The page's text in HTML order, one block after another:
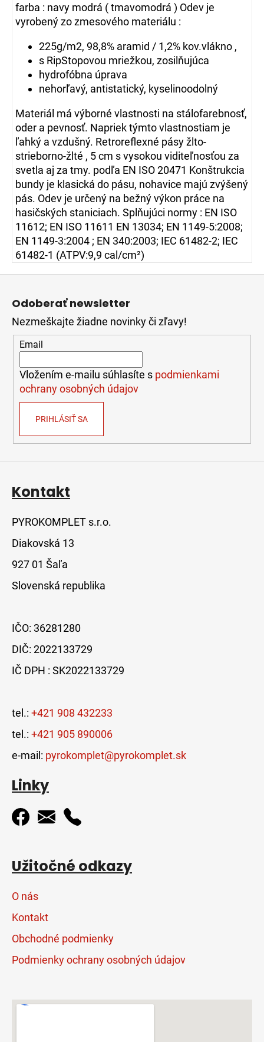
farba : navy modrá ( tmavomodrá ) Odev je
vyrobený zo zmesového materiálu :
225g/m2, 98,8% aramid / 1,2% kov.vlákno ,
s RipStopovou mriežkou, zosilňujúca
hydrofóbna úprava
nehorľavý, antistatický, kyselinoodolný
Materiál má výborné vlastnosti na stálofarebnosť,
oder a pevnosť. Napriek týmto vlastnostiam je
ľahký a vzdušný. Retroreflexné pásy žlto-
strieborno-žlté , 5 cm s vysokou viditeľnosťou za
svetla aj za tmy. podľa EN ISO 20471 Konštrukcia
bundy je klasická do pásu, nohavice majú zvýšený
pás. Odev je určený na bežný výkon práce na
hasičských staniciach. Splňujúci normy : EN ISO
11612; EN ISO 11611 EN 13034; EN 1149-5:2008;
EN 1149-3:2004 ; EN 340:2003; IEC 61482-2; IEC
61482-1 (ATPV:9,9 cal/cm²)
Z
Odoberať newsletter
Nezmeškajte žiadne novinky či zľavy!
Email
Vložením e-mailu súhlasíte s podmienkami
ochrany osobných údajov
PRIHLÁSIŤ SA
Kontakt
PYROKOMPLET s.r.o.
Diakovská 13
927 01 Šaľa
Slovenská republika
IČO: 36281280
DIČ: 2022133729
IČ DPH : SK2022133729
tel.: +421 908 432233
tel.: +421 905 890006
e-mail: pyrokomplet@pyrokomplet.sk
Linky
Užitočné odkazy
O nás
Kontakt
Obchodné podmienky
Podmienky ochrany osobných údajov